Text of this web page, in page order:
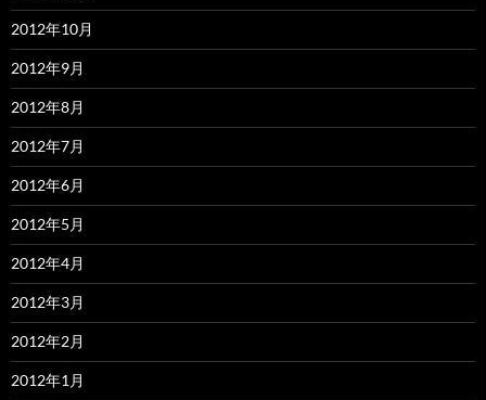
2012年10月
2012年9月
2012年8月
2012年7月
2012年6月
2012年5月
2012年4月
2012年3月
2012年2月
2012年1月